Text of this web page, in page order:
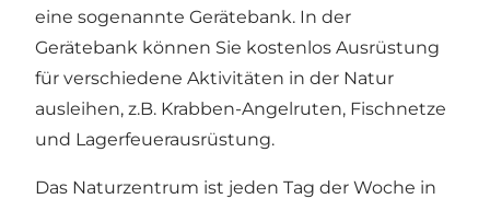
eine sogenannte Gerätebank. In der
Gerätebank können Sie kostenlos Ausrüstung
für verschiedene Aktivitäten in der Natur
ausleihen, z.B. Krabben-Angelruten, Fischnetze
und Lagerfeuerausrüstung.
Das Naturzentrum ist jeden Tag der Woche in